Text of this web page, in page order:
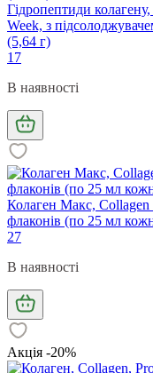
Гідропептиди
Week, з
(5,64 г)
17
В наявності
Колаген Макс, Collagen
флаконів (по 25 мл
27
В наявності
Акція -20%